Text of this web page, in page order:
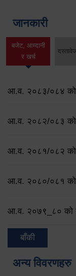
जानकारी
बजेट, आम्दानी
र खर्च
आ.व. २०८३/०८४ को
आ.व. २०८२/०८३ को
आ.व. २०८१/०८२ को
आ.व. २०८०/०८१ को
आ.व. २०७९‌_८० को
बाँकी
अन्य विवरणहरु